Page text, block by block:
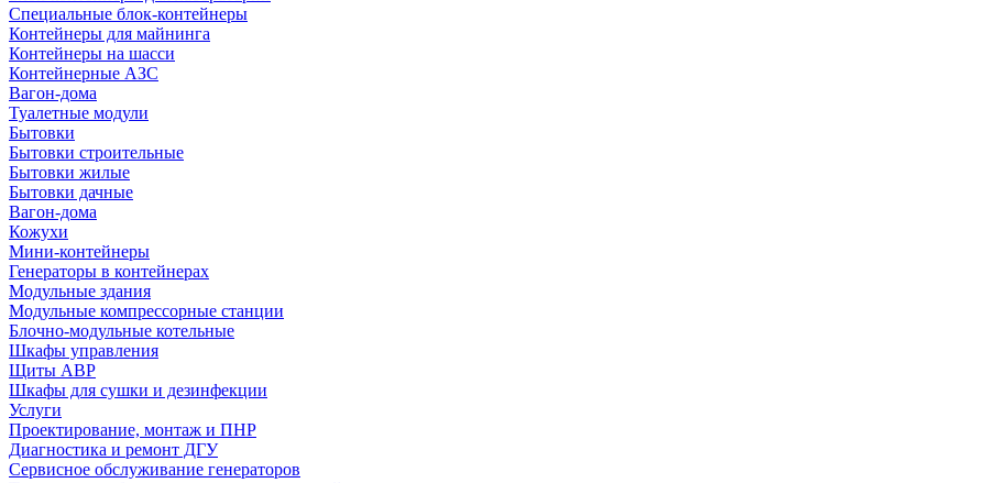
Специальные блок-контейнеры
Контейнеры для майнинга
Контейнеры на шасси
Контейнерные АЗС
Вагон-дома
Туалетные модули
Бытовки
Бытовки строительные
Бытовки жилые
Бытовки дачные
Вагон-дома
Кожухи
Мини-контейнеры
Генераторы в контейнерах
Модульные здания
Модульные компрессорные станции
Блочно-модульные котельные
Шкафы управления
Щиты АВР
Шкафы для сушки и дезинфекции
Услуги
Проектирование, монтаж и ПНР
Диагностика и ремонт ДГУ
Сервисное обслуживание генераторов